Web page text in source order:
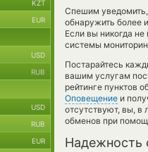
Спешим
обнаружить более
Если вы никогда
системы
Постарайтесь
вашим услугам
рейтинге пунктов
Оповещение и
отсутствуют, вы, в
обменов при
Надежность
KZT
EUR
USD
RUB
USD
RUB
EUR